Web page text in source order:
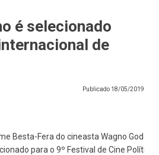
é selecionado
de
Publicado 18/05/2019
Besta-Fera do cineasta Wagno Godez é
para o 9º Festival de Cine Político